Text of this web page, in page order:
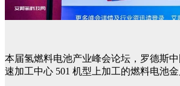
本届氢燃料电池产业峰会论坛，罗德斯
速加工中心 501 机型上加工的燃料电池金